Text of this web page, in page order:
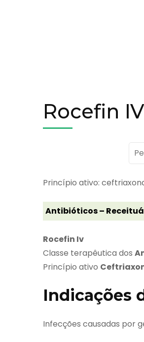
Rocefin IV
por:
Princípio ativo:
Antibióticos –
Rocefin Iv
Classe terapêutica dos
Princípio ativo
Indicações
Infecções causadas por